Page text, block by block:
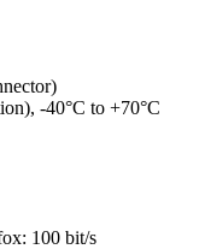
-40°C to +70°C
100 bit/s